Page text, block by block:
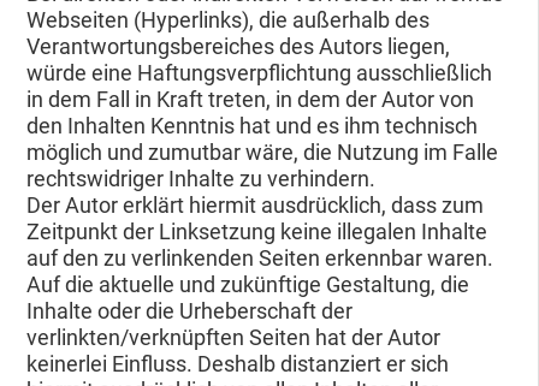
Webseiten (Hyperlinks), die außerhalb des
Verantwortungsbereiches des Autors liegen,
würde eine Haftungsverpflichtung ausschließlich
in dem Fall in Kraft treten, in dem der Autor von
den Inhalten Kenntnis hat und es ihm technisch
möglich und zumutbar wäre, die Nutzung im Falle
rechtswidriger Inhalte zu verhindern.
Der Autor erklärt hiermit ausdrücklich, dass zum
Zeitpunkt der Linksetzung keine illegalen Inhalte
auf den zu verlinkenden Seiten erkennbar waren.
Auf die aktuelle und zukünftige Gestaltung, die
Inhalte oder die Urheberschaft der
verlinkten/verknüpften Seiten hat der Autor
keinerlei Einfluss. Deshalb distanziert er sich